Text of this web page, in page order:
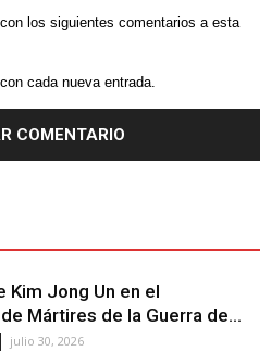
los siguientes comentarios a esta
cada nueva entrada.
Kim Jong Un en el
Mártires de la Guerra de...
julio 30, 2026